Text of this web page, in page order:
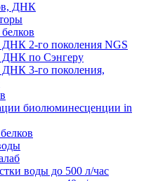
ДНК
2-го поколения NGS
ДНК по Сэнгеру
3-го поколения,
биолюминесценции in
воды до 500 л/час